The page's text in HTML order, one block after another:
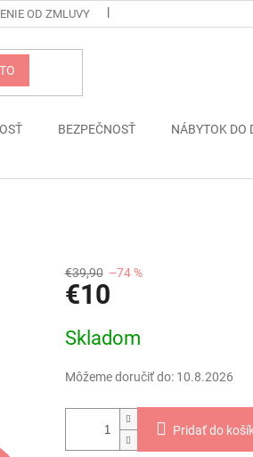
OD ZMLUVY
BEZPEČNOSŤ NÁBYTOK DO
€39,90 –74 %
€10
cena:
Skladom
Môžeme doručiť do: 10.8.2026
Pridať do